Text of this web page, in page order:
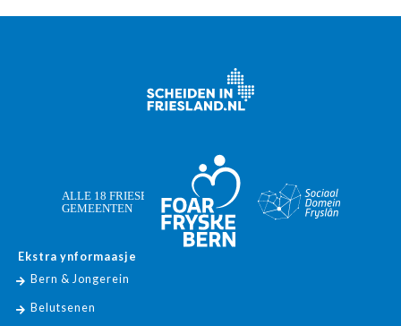
Ekstra ynformaasje
Bern & Jongerein
Belutsenen